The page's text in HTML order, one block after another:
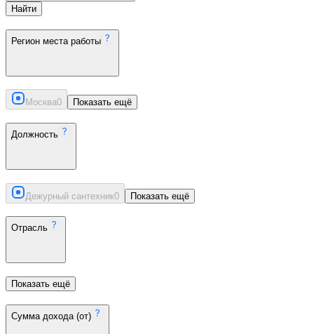
Найти
Регион места работы
Москва0 Показать ещё
Должность
Дежурный сантехник0 Показать ещё
Отрасль
Показать ещё
Сумма дохода (от)